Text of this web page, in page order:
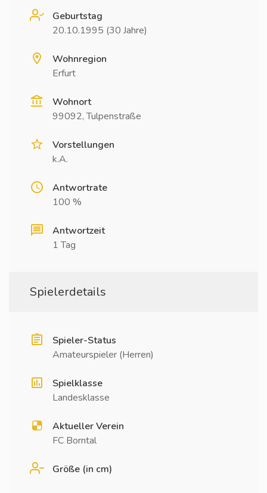
Geburtstag
20.10.1995 (30 Jahre)
Wohnregion
Erfurt
Wohnort
99092, Tulpenstraße
Vorstellungen
k.A.
Antwortrate
100 %
Antwortzeit
1 Tag
Spielerdetails
Spieler-Status
Amateurspieler (Herren)
Spielklasse
Landesklasse
Aktueller Verein
FC Borntal
Größe (in cm)